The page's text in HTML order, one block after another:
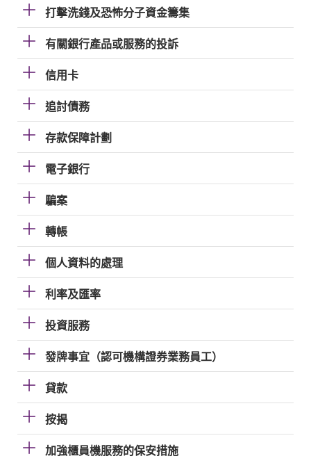
打擊洗錢及恐怖分子資金籌集
有關銀行產品或服務的投訴
信用卡
追討債務
存款保障計劃
電子銀行
騙案
轉帳
個人資料的處理
利率及匯率
投資服務
發牌事宜（認可機構證券業務員工）
貸款
按揭
加強櫃員機服務的保安措施